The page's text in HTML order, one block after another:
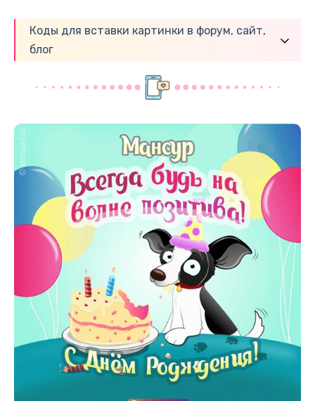
Коды для вставки картинки в форум, сайт,
блог